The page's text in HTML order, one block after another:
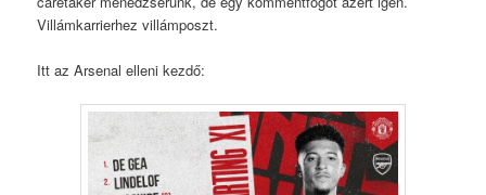
Villámkarrierhez villámposzt.
Itt az Arsenal elleni kezdő: